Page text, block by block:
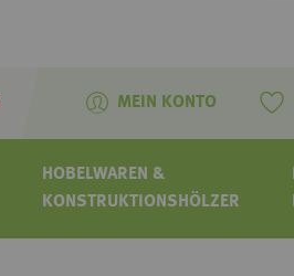
MEIN KONTO
HOBELWAREN &
KONSTRUKTIONSHÖLZER